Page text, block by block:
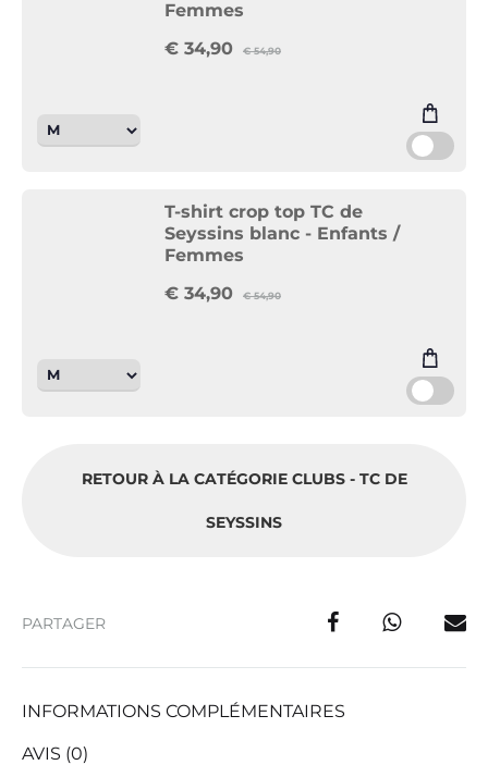
Femmes
€ 34,90 €54,90
T-shirt crop top TC de
Seyssins blanc - Enfants /
Femmes
€ 34,90 €54,90
RETOUR À LA CATÉGORIE CLUBS - TC DE
SEYSSINS
PARTAGER
INFORMATIONS COMPLÉMENTAIRES
AVIS (0)